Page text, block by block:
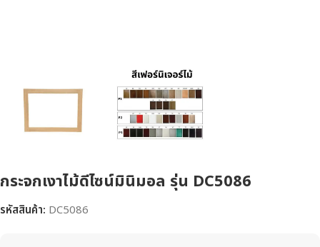
กระจกเงาไม้ดีไซน์มินิมอล รุ่น DC5086
รหัสสินค้า: DC5086